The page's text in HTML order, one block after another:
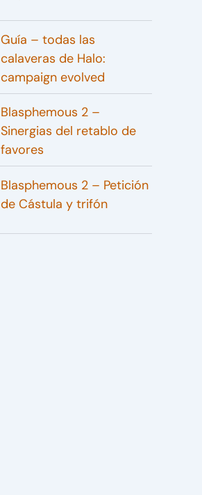
Guía – todas las
calaveras de Halo:
campaign evolved
Blasphemous 2 –
Sinergias del retablo de
favores
Blasphemous 2 – Petición
de Cástula y trifón